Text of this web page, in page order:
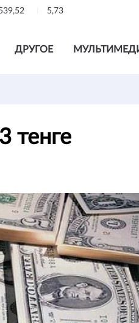
5,73
ДРУГОЕ
тенге